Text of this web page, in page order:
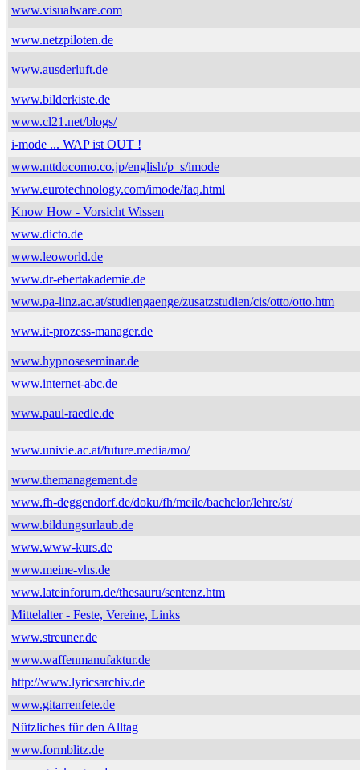
www.visualware.com
www.netzpiloten.de
www.ausderluft.de
www.bilderkiste.de
www.cl21.net/blogs/
i-mode ... WAP ist OUT !
www.nttdocomo.co.jp/english/p_s/imode
www.eurotechnology.com/imode/faq.html
Know How - Vorsicht Wissen
www.dicto.de
www.leoworld.de
www.dr-ebertakademie.de
www.pa-linz.ac.at/studiengaenge/zusatzstudien/cis/otto/otto.htm
www.it-prozess-manager.de
www.hypnoseseminar.de
www.internet-abc.de
www.paul-raedle.de
www.univie.ac.at/future.media/mo/
www.themanagement.de
www.fh-deggendorf.de/doku/fh/meile/bachelor/lehre/st/
www.bildungsurlaub.de
www.www-kurs.de
www.meine-vhs.de
www.lateinforum.de/thesauru/sentenz.htm
Mittelalter - Feste, Vereine, Links
www.streuner.de
www.waffenmanufaktur.de
http://www.lyricsarchiv.de
www.gitarrenfete.de
Nützliches für den Alltag
www.formblitz.de